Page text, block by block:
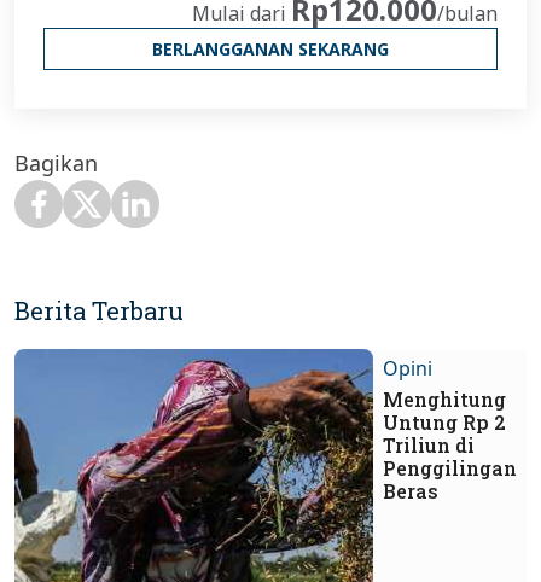
Mulai dari Rp120.000/bulan
BERLANGGANAN SEKARANG
Bagikan
Berita Terbaru
Opini
Menghitung
Untung Rp 2
Triliun di
Penggilingan
Beras